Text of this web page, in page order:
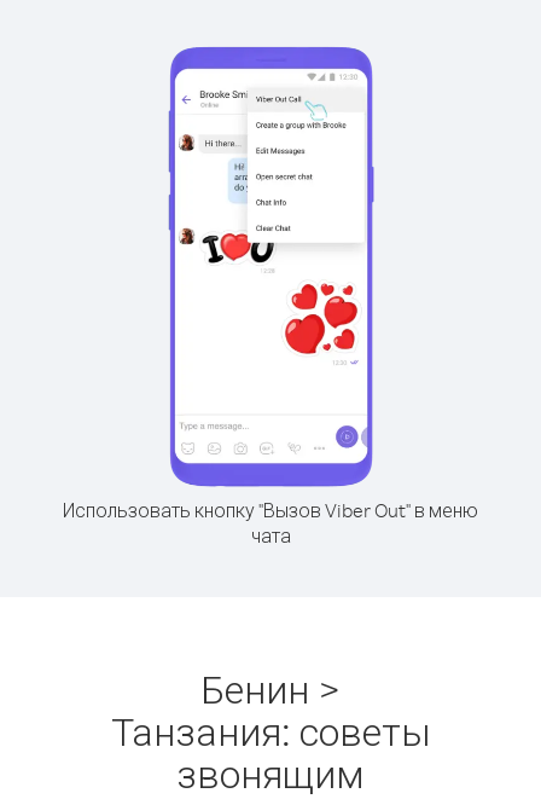
Использовать кнопку "Вызов Viber Out" в меню
чата
Бенин >
Танзания: советы
звонящим